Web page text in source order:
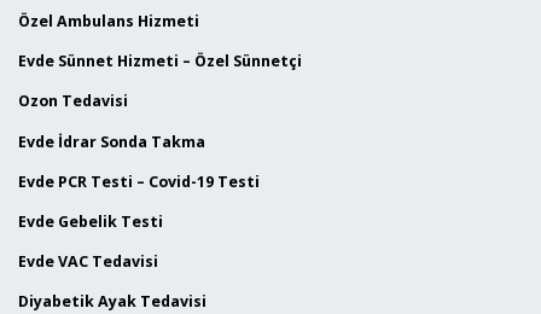
Özel Ambulans Hizmeti
Evde Sünnet Hizmeti – Özel Sünnetçi
Ozon Tedavisi
Evde İdrar Sonda Takma
Evde PCR Testi – Covid-19 Testi
Evde Gebelik Testi
Evde VAC Tedavisi
Diyabetik Ayak Tedavisi